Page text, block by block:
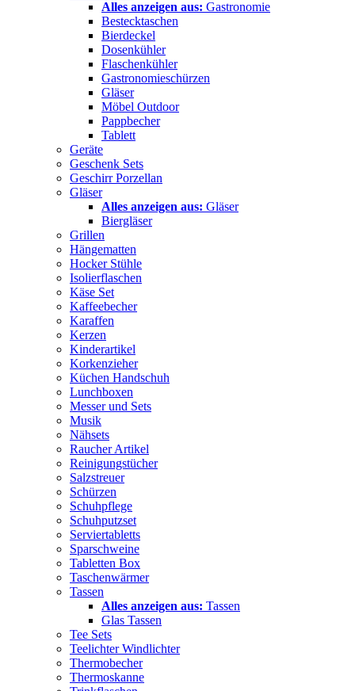
Alles anzeigen aus: Gastronomie
Bestecktaschen
Bierdeckel
Dosenkühler
Flaschenkühler
Gastronomieschürzen
Gläser
Möbel Outdoor
Pappbecher
Tablett
Geräte
Geschenk Sets
Geschirr Porzellan
Gläser
Alles anzeigen aus: Gläser
Biergläser
Grillen
Hängematten
Hocker Stühle
Isolierflaschen
Käse Set
Kaffeebecher
Karaffen
Kerzen
Kinderartikel
Korkenzieher
Küchen Handschuh
Lunchboxen
Messer und Sets
Musik
Nähsets
Raucher Artikel
Reinigungstücher
Salzstreuer
Schürzen
Schuhpflege
Schuhputzset
Serviertabletts
Sparschweine
Tabletten Box
Taschenwärmer
Tassen
Alles anzeigen aus: Tassen
Glas Tassen
Tee Sets
Teelichter Windlichter
Thermobecher
Thermoskanne